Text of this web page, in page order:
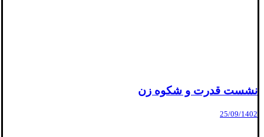
نشست قدرت و شکوه زن
25/09/1402